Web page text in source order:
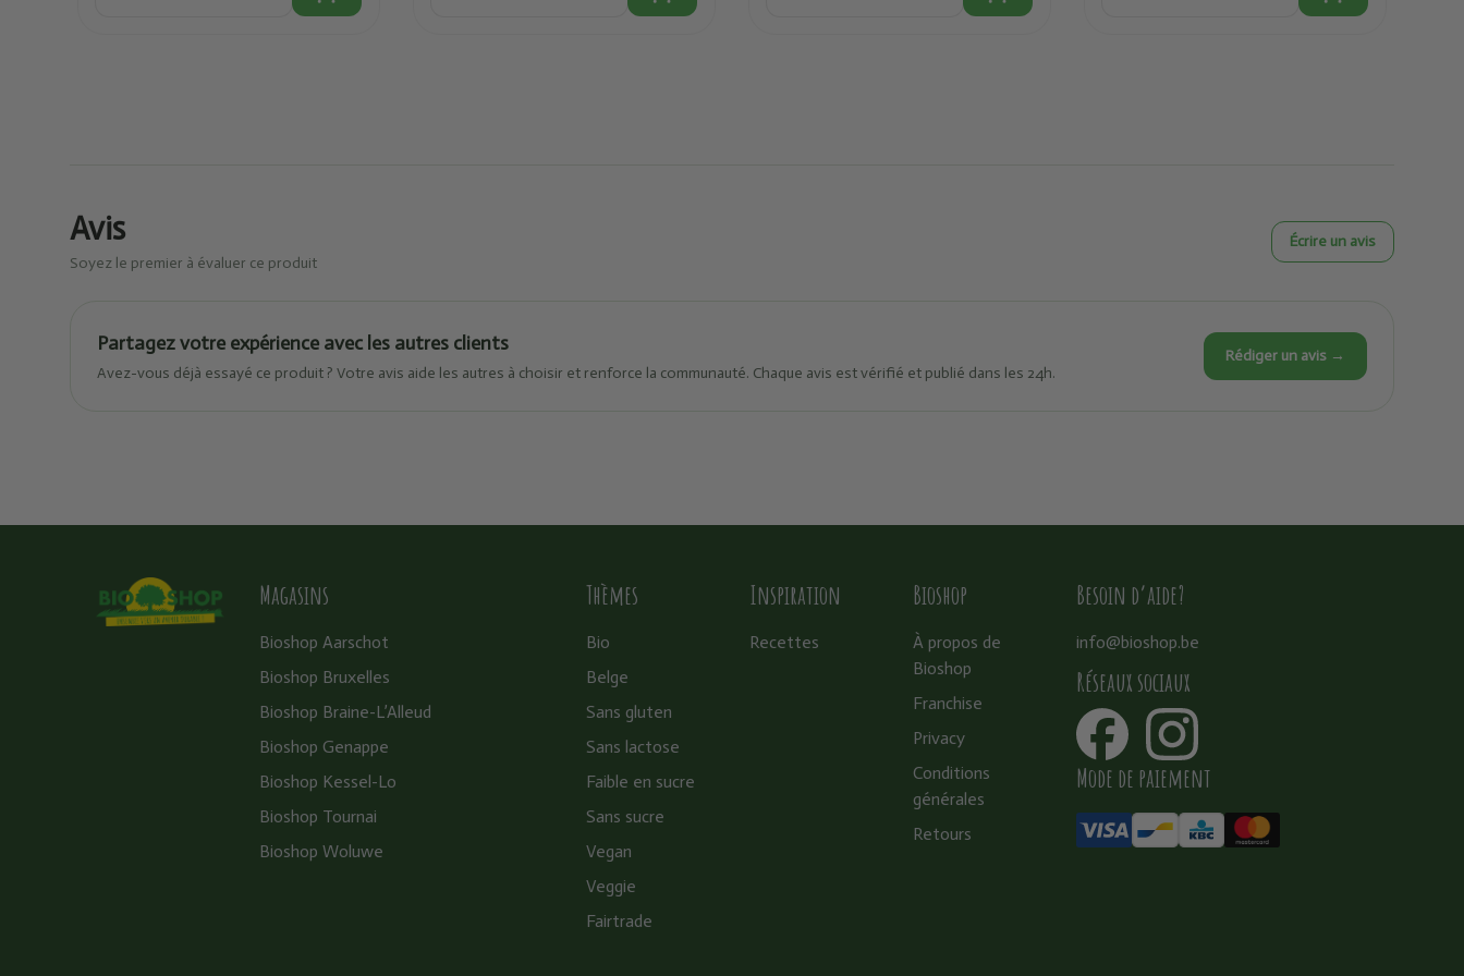
Avis
Soyez le premier à évaluer ce produit
Écrire un avis
Partagez votre expérience avec les autres clients
Avez-vous déjà essayé ce produit ? Votre avis aide les autres à choisir et renforce la communauté. Chaque avis est vérifié et publié dans les 24h.
Rédiger un avis →
Magasins
Bioshop Aarschot
Bioshop Bruxelles
Bioshop Braine-L’Alleud
Bioshop Genappe
Bioshop Kessel-Lo
Bioshop Tournai
Bioshop Woluwe
Thèmes
Bio
Belge
Sans gluten
Sans lactose
Faible en sucre
Sans sucre
Vegan
Veggie
Fairtrade
Inspiration
Recettes
Bioshop
À propos de
Bioshop
Franchise
Privacy
Conditions
générales
Retours
Besoin d’aide?
info@bioshop.be
Réseaux sociaux
Mode de paiement